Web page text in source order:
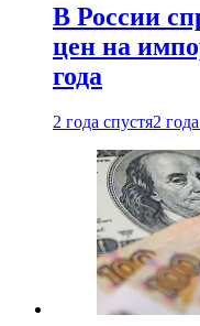
В России
цен на
года
2 года спустя2